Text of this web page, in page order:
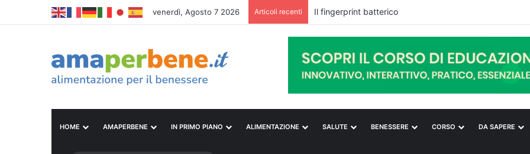
venerdì, Agosto 7 2026 Articoli recenti
HOME AMAPERBENE IN PRIMO PIANO ALIMENTAZIONE SALUTE BENESSERE CORSO DA SAPERE